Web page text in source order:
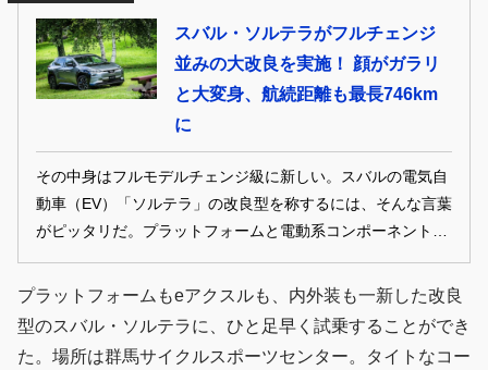
スバル・ソルテラがフルチェンジ
並みの大改良を実施！ 顔がガラリ
と大変身、航続距離も最長746km
に
その中身はフルモデルチェンジ級に新しい。スバルの電気自
動車（EV）「ソルテラ」の改良型を称するには、そんな言葉
がピッタリだ。プラットフォームと電動系コンポーネントを
スクも大いに魅力的だ。
プラットフォームもeアクスルも、内外装も一新した改良
型のスバル・ソルテラに、ひと足早く試乗することができ
た。場所は群馬サイクルスポーツセンター。タイトなコー